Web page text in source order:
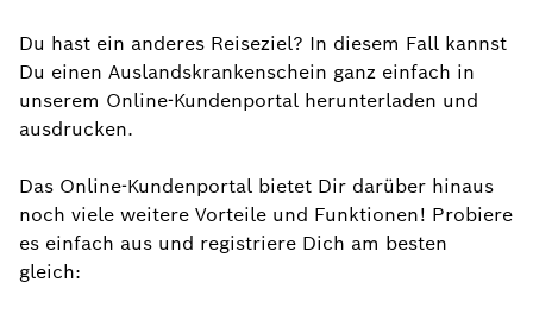
Du hast ein anderes Reiseziel? In diesem Fall kannst
Du einen Auslandskrankenschein ganz einfach in
unserem Online-Kundenportal herunterladen und
ausdrucken.
Das Online-Kundenportal bietet Dir darüber hinaus
noch viele weitere Vorteile und Funktionen! Probiere
es einfach aus und registriere Dich am besten
gleich: